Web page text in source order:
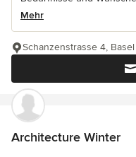
Mehr
Schanzenstrasse 4,
Architecture Winter